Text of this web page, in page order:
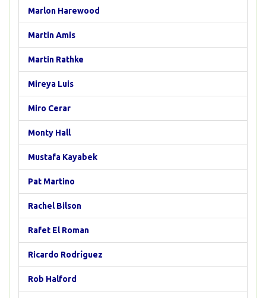
Marlon Harewood
Martin Amis
Martin Rathke
Mireya Luis
Miro Cerar
Monty Hall
Mustafa Kayabek
Pat Martino
Rachel Bilson
Rafet El Roman
Ricardo Rodríguez
Rob Halford